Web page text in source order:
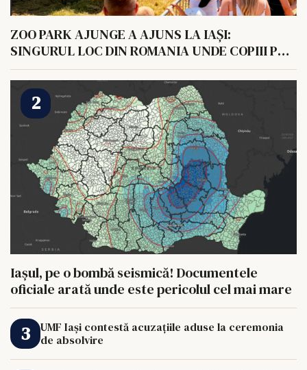
ZOO PARK AJUNGE A AJUNS LA IAȘI:
SINGURUL LOC DIN ROMANIA UNDE COPIII POT
HRANI UN ELEFANT
Iașul, pe o bombă seismică! Documentele
oficiale arată unde este pericolul cel mai mare
UMF Iași contestă acuzațiile aduse la ceremonia
de absolvire